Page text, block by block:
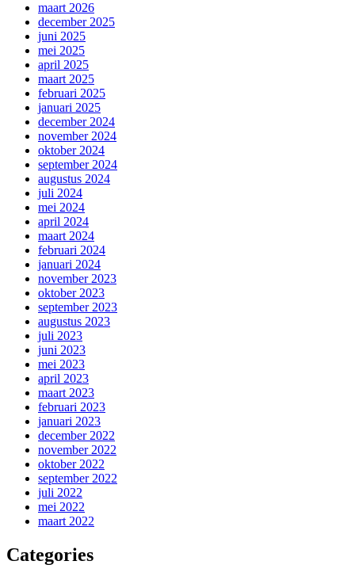
maart 2026
december 2025
juni 2025
mei 2025
april 2025
maart 2025
februari 2025
januari 2025
december 2024
november 2024
oktober 2024
september 2024
augustus 2024
juli 2024
mei 2024
april 2024
maart 2024
februari 2024
januari 2024
november 2023
oktober 2023
september 2023
augustus 2023
juli 2023
juni 2023
mei 2023
april 2023
maart 2023
februari 2023
januari 2023
december 2022
november 2022
oktober 2022
september 2022
juli 2022
mei 2022
maart 2022
Categories